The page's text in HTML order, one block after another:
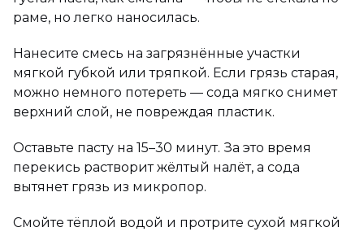
раме, но легко наносилась.
Нанесите смесь на загрязнённые участки
мягкой губкой или тряпкой. Если грязь старая,
можно немного потереть — сода мягко снимет
верхний слой, не повреждая пластик.
Оставьте пасту на 15–30 минут. За это время
перекись растворит жёлтый налёт, а сода
вытянет грязь из микропор.
Смойте тёплой водой и протрите сухой мягкой